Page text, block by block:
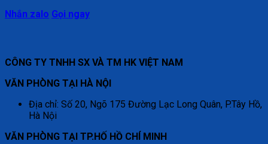
Nhắn zalo Gọi ngay
CÔNG TY TNHH SX VÀ TM HK VIỆT NAM
VĂN PHÒNG TẠI HÀ NỘI
Địa chỉ: Số 20, Ngõ 175 Đường Lạc Long Quân, P.Tây Hồ,
Hà Nội
VĂN PHÒNG TẠI TP.HỐ HỒ CHÍ MINH